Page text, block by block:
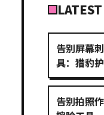
告别屏幕
具：猎豹
告别拍照